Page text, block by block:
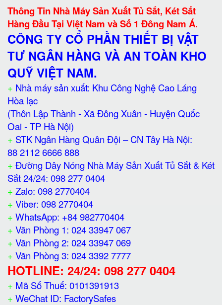
Thông Tin Nhà Máy Sản Xuất Tủ Sắt, Két Sắt
Hàng Đầu Tại Việt Nam và Số 1 Đông Nam Á.
CÔNG TY CỔ PHẦN THIẾT BỊ VẬT
TƯ NGÂN HÀNG VÀ AN TOÀN KHO
QUỸ VIỆT NAM.
+ Nhà máy sản xuất: Khu Công Nghệ Cao Láng
Hòa lạc
(Thôn Lập Thành - Xã Đông Xuân - Huyện Quốc
Oai - TP Hà Nội)
+ STK Ngân Hàng Quân Đội – CN Tây Hà Nội:
88 2112 6666 888
+ Đường Dây Nóng Nhà Máy Sản Xuất Tủ Sắt & Két
Sắt 24/24: 098 277 0404
+ Zalo: 098 2770404
+ Viber: 098 2770404
+ WhatsApp: +84 982770404
+ Văn Phòng 1: 024 33947 067
+ Văn Phòng 2: 024 33947 069
+ Văn Phòng 3: 024 3392 7777
HOTLINE: 24/24: 098 277 0404
+ Mã Số Thuế: 0101391913
+ WeChat ID: FactorySafes